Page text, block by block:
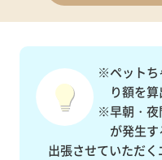
※ペットち
り額を算
※早朝・夜
が発生す
出張させていただ